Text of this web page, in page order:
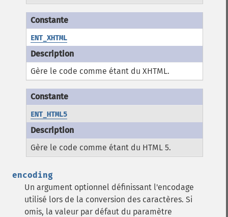
ENT_XHTML
Gère le code comme étant du XHTML.
ENT_HTML5
Gère le code comme étant du HTML 5.
encoding
Un argument optionnel définissant l'encodage
utilisé lors de la conversion des caractères. Si
omis, la valeur par défaut du paramètre